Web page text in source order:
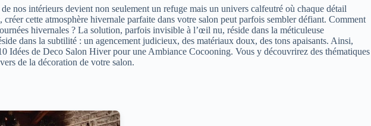
nos intérieurs devient non seulement un refuge mais un univers calfeutré où chaque détail
cette atmosphère hivernale parfaite dans votre salon peut parfois sembler défiant. Comment
hivernales ? La solution, parfois invisible à l’œil nu, réside dans la méticuleuse
dans la subtilité : un agencement judicieux, des matériaux doux, des tons apaisants. Ainsi,
Idées de Deco Salon Hiver pour une Ambiance Cocooning. Vous y découvrirez des thématiques
de la décoration de votre salon.